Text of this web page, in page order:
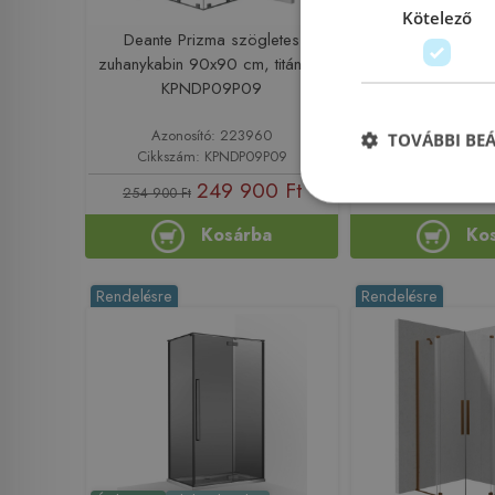
Deante Prizma szögletes
zuhanykabin 90x90 cm, titánium
KPNDP09P09
Azonosító: 223960
Cikkszám: KPNDP09P09
254 900 Ft 249 900 Ft
Kosárba
Újdonság Előleg
Wellis Mika
szögletes
szálcsiszolt
Azonosító:
Rendelésre Rendelésre
Kötelező
TOVÁBBI